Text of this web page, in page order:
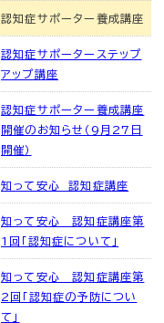
認知症サポーター養成講座
認知症サポーターステップ
アップ講座
認知症サポーター養成講座
開催のお知らせ（9月27日
開催）
知って安心 認知症講座
知って安心 認知症講座第
1回「認知症について」
知って安心 認知症講座第
2回「認知症の予防につい
て」